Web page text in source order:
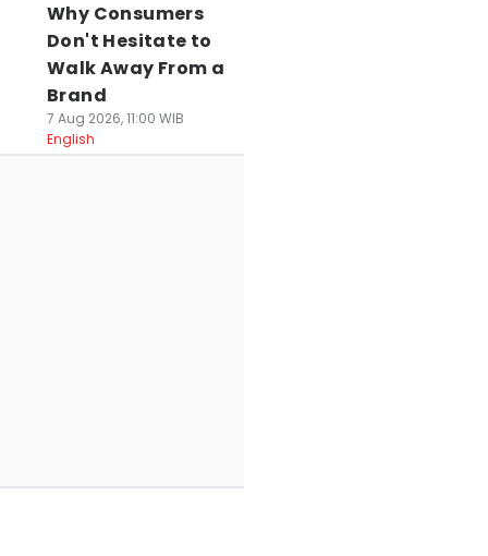
Why Consumers
Don't Hesitate to
Walk Away From a
Brand
7 Aug 2026, 11:00 WIB
English